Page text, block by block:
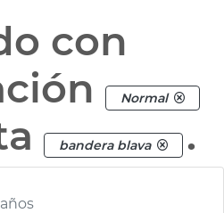
con
Normal
bandera blava .